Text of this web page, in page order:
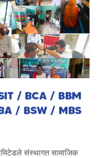
संस्थागत सामाजिक